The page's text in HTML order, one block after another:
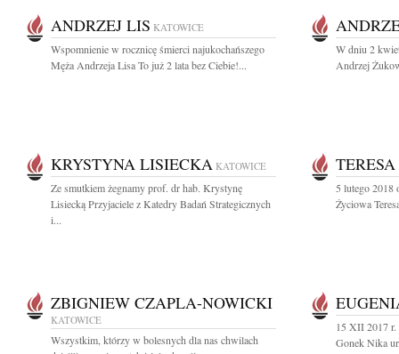
ANDRZEJ LIS KATOWICE
Wspomnienie w rocznicę śmierci najukochańszego
Męża Andrzeja Lisa To już 2 lata bez Ciebie!...
W dniu 2
Andrzej
KRYSTYNA LISIECKA KATOWICE
Ze smutkiem żegnamy prof. dr hab. Krystynę
Lisiecką Przyjaciele z Katedry Badań Strategicznych
i...
5 lutego 2018
Życiowa
ZBIGNIEW CZAPLA-NOWICKI
KATOWICE
Wszystkim, którzy w bolesnych dla nas chwilach
15 XII 2017 r.
Gonek Nika